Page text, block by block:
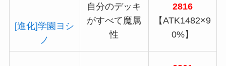
[進化]学園ヨシ
ノ
自分のデッキ
がすべて魔属
性
2816
【ATK1482×9
0%】